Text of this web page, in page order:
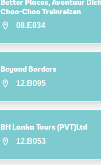
Better Places, Avontuur
Choo-Choo Treinreizen
08.E034
Beyond Borders
12.B095
BH Lanka Tours (PVT)Ltd
12.B053